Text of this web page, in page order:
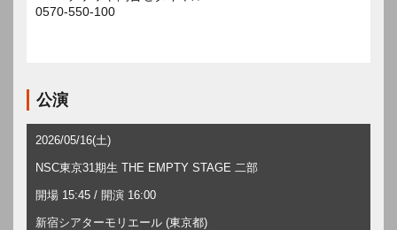
0570-550-100
公演
2026/05/16(土)
NSC東京31期生 THE EMPTY STAGE 二部
開場 15:45 / 開演 16:00
新宿シアターモリエール (東京都)